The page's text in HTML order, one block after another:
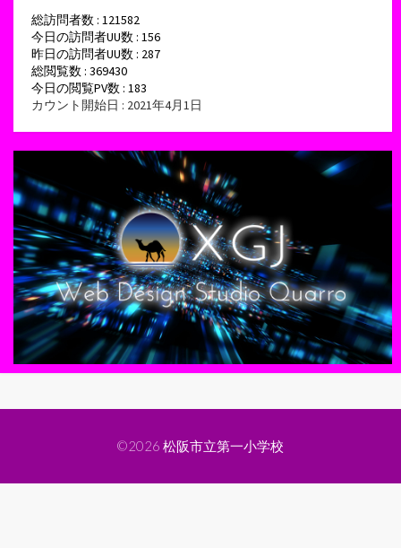
総訪問者数 : 121582
今日の訪問者UU数 : 156
昨日の訪問者UU数 : 287
総閲覧数 : 369430
今日の閲覧PV数 : 183
カウント開始日 : 2021年4月1日
©2026 松阪市立第一小学校